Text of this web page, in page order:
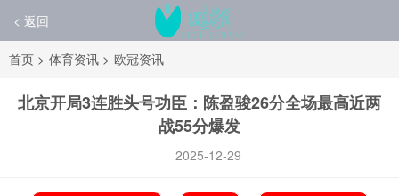
< 返回
首页 > 体育资讯 > 欧冠资讯
北京开局3连胜头号功臣：陈盈骏26分全场最高近两
战55分爆发
2025-12-29